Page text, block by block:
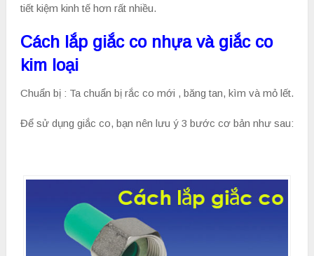
tiết kiệm kinh tế hơn rất nhiều.
Cách lắp giắc co nhựa và giắc co
kim loại
Chuẩn bị : Ta chuẩn bị rắc co mới , băng tan, kìm và mỏ lết.
Để sử dụng giắc co, bạn nên lưu ý 3 bước cơ bản như sau: